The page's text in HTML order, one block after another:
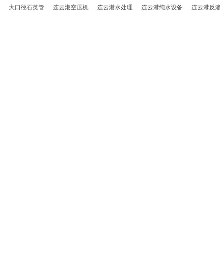
大口径石英管
连云港空压机 连云港水处理 连云港纯水设备 连云港反